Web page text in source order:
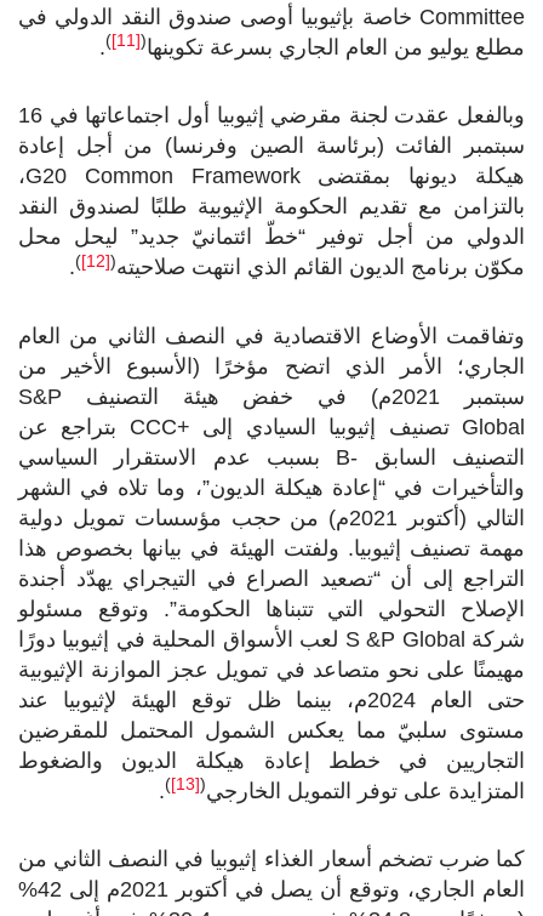
Committee خاصة بإثيوبيا أوصى صندوق النقد الدولي في
مطلع يوليو من العام الجاري بسرعة تكوينها(
[11]
)
.
وبالفعل عقدت لجنة مقرضي إثيوبيا أول اجتماعاتها في 16
سبتمبر الفائت (برئاسة الصين وفرنسا) من أجل إعادة
هيكلة ديونها بمقتضىG20 Common Framework،
بالتزامن مع تقديم الحكومة الإثيوبية طلبًا لصندوق النقد
الدولي من أجل توفير “خطّ ائتمانيّ جديد” ليحل محل
مكوّن برنامج الديون القائم الذي انتهت صلاحيته(
[12]
)
.
وتفاقمت الأوضاع الاقتصادية في النصف الثاني من العام
الجاري؛ الأمر الذي اتضح مؤخرًا (الأسبوع الأخير من
سبتمبر 2021م) في خفض هيئة التصنيف
S&P
Global تصنيف إثيوبيا السيادي إلى CCC+ بتراجع عن
التصنيف السابق B- بسبب عدم الاستقرار السياسي
والتأخيرات في “إعادة هيكلة الديون”، وما تلاه في الشهر
التالي (أكتوبر 2021م) من حجب مؤسسات تمويل دولية
مهمة تصنيف إثيوبيا. ولفتت الهيئة في بيانها بخصوص هذا
التراجع إلى أن “تصعيد الصراع في التيجراي يهدّد أجندة
الإصلاح التحولي التي تتبناها الحكومة”. وتوقع مسئولو
شركة S &P Global لعب الأسواق المحلية في إثيوبيا دورًا
مهيمنًا على نحو متصاعد في تمويل عجز الموازنة الإثيوبية
حتى العام 2024م، بينما ظل توقع الهيئة لإثيوبيا عند
مستوى سلبيّ مما يعكس الشمول المحتمل للمقرضين
التجاريين في خطط إعادة هيكلة الديون والضغوط
المتزايدة على توفر التمويل الخارجي(
[13]
)
.
كما ضرب تضخم أسعار الغذاء إثيوبيا في النصف الثاني من
العام الجاري، وتوقع أن يصل في أكتوبر 2021م إلى 42%